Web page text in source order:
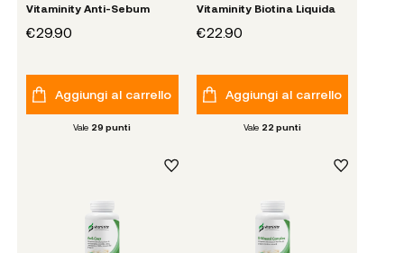
Vitaminity Anti-Sebum
€29.90
Aggiungi al carrello
Vale 29 punti
Vitaminity Biotina Liquida
€22.90
Aggiungi al carrello
Vale 22 punti